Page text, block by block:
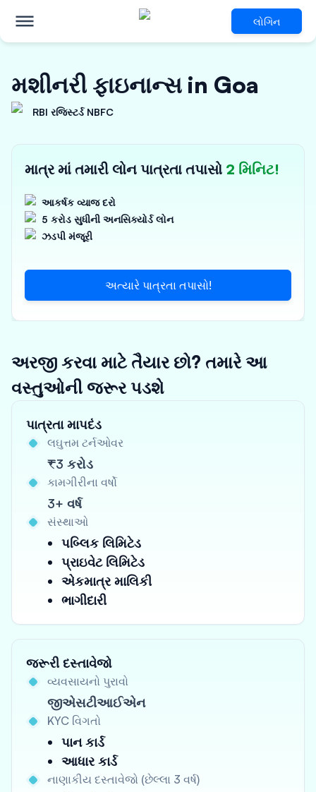
લોગિન
મશીનરી ફાઇનાન્સ in Goa
RBI રજિસ્ટર્ડ NBFC
માત્ર માં તમારી લોન પાત્રતા તપાસો 2 મિનિટ!
આકર્ષક વ્યાજ દરો
5 કરોડ સુધીની અનસિક્યોર્ડ લોન
ઝડપી મંજૂરી
અત્યારે પાત્રતા તપાસો!
અરજી કરવા માટે તૈયાર છો? તમારે આ
વસ્તુઓની જરૂર પડશે
પાત્રતા માપદંડ
લઘુત્તમ ટર્નઓવર
₹3 કરોડ
કામગીરીના વર્ષો
3+ વર્ષ
સંસ્થાઓ
પબ્લિક લિમિટેડ
પ્રાઇવેટ લિમિટેડ
એકમાત્ર માલિકી
ભાગીદારી
જરૂરી દસ્તાવેજો
વ્યવસાયનો પુરાવો
જીએસટીઆઈએન
KYC વિગતો
પાન કાર્ડ
આધાર કાર્ડ
નાણાકીય દસ્તાવેજો (છેલ્લા 3 વર્ષ)